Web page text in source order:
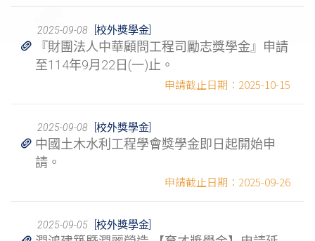
2025-09-08 [校外獎學金]
『財團法人中華顧問工程司勵志獎學金』申請
至114年9月22日(一)止。
2025-10-15
2025-09-08 [校外獎學金]
中國土木水利工程學會獎學金即日起開始申
請。
2025-09-26
2025-09-05 [校外獎學金]